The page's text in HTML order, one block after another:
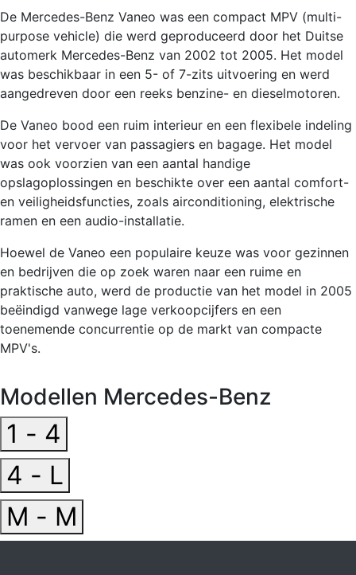
De Mercedes-Benz Vaneo was een compact MPV (multi-
purpose vehicle) die werd geproduceerd door het Duitse
automerk Mercedes-Benz van 2002 tot 2005. Het model
was beschikbaar in een 5- of 7-zits uitvoering en werd
aangedreven door een reeks benzine- en dieselmotoren.
De Vaneo bood een ruim interieur en een flexibele indeling
voor het vervoer van passagiers en bagage. Het model
was ook voorzien van een aantal handige
opslagoplossingen en beschikte over een aantal comfort-
en veiligheidsfuncties, zoals airconditioning, elektrische
ramen en een audio-installatie.
Hoewel de Vaneo een populaire keuze was voor gezinnen
en bedrijven die op zoek waren naar een ruime en
praktische auto, werd de productie van het model in 2005
beëindigd vanwege lage verkoopcijfers en een
toenemende concurrentie op de markt van compacte
MPV's.
Modellen Mercedes-Benz
1 - 4
4 - L
M - M